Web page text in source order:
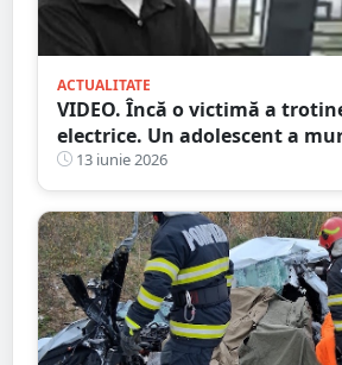
ACTUALITATE
VIDEO. Încă o victimă a
electrice. Un adolescent a
lună pe patul de la ATI
13 iunie 2026